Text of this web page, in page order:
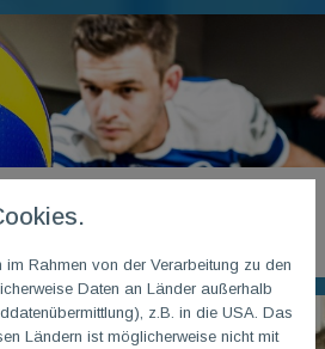
im Rahmen von der Verarbeitung zu den
Daten an Länder außerhalb
z.B. in die USA. Das
Ländern ist möglicherweise nicht mit